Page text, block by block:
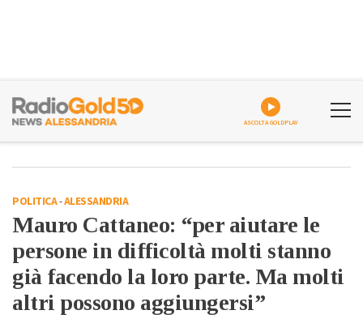
ASCOLTA GOLDPLAY
POLITICA-ALESSANDRIA
Mauro Cattaneo: “per aiutare le
persone in difficoltà molti stanno
già facendo la loro parte. Ma molti
altri possono aggiungersi”